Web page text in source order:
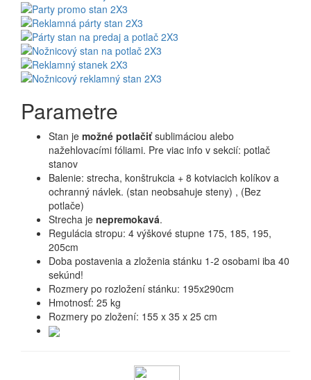
Parametre
Stan je možné potlačiťsublimáciou alebo
nažehlovacími fóliami. Pre viac info v sekcií: potlač
stanov
Balenie: strecha, konštrukcia + 8 kotviacich kolíkov a
ochranný návlek. (stan neobsahuje steny) , (Bez
potlače)
Strecha je nepremokavá.
Regulácia stropu: 4 výškové stupne 175, 185, 195,
205cm
Doba postavenia a zloženia stánku 1-2 osobami iba 40
sekúnd!
Rozmery po rozložení stánku: 195x290cm
Hmotnosť: 25 kg
Rozmery po zložení: 155 x 35 x 25 cm